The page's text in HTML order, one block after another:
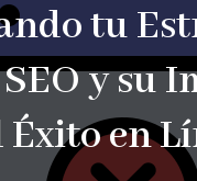
tu
y su
Éxito en